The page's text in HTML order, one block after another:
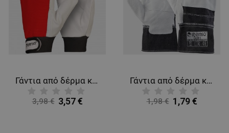
Γάντια από δέρμα και ύφασμα GILT WINTER
3,98 € 3,57 €
Γάντια από δέρμα και ύφασμα GLENN
1,98 € 1,79 €